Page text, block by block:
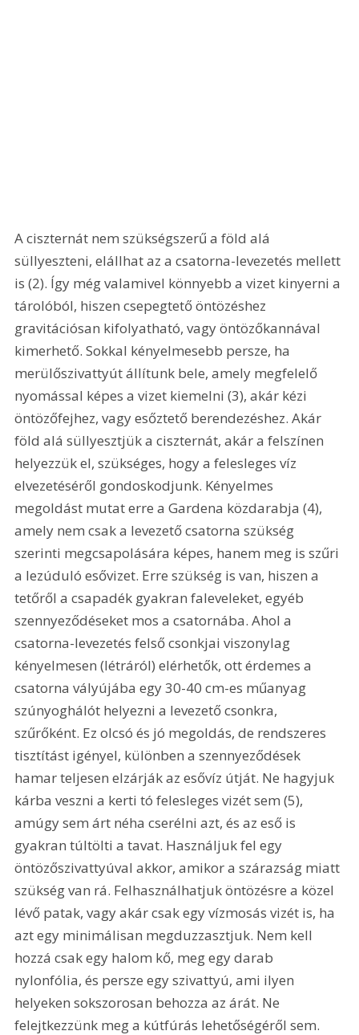
A ciszternát nem szükségszerű a föld alá
süllyeszteni, elállhat az a csatorna-levezetés mellett
is (2). Így még valamivel könnyebb a vizet kinyerni a
tárolóból, hiszen csepegtető öntözéshez
gravitációsan kifolyatható, vagy öntözőkannával
kimerhető. Sokkal kényelmesebb persze, ha
merülőszivattyút állítunk bele, amely megfelelő
nyomással képes a vizet kiemelni (3), akár kézi
öntözőfejhez, vagy esőztető berendezéshez. Akár
föld alá süllyesztjük a ciszternát, akár a felszínen
helyezzük el, szükséges, hogy a felesleges víz
elvezetéséről gondoskodjunk. Kényelmes
megoldást mutat erre a Gardena közdarabja (4),
amely nem csak a levezető csatorna szükség
szerinti megcsapolására képes, hanem meg is szűri
a lezúduló esővizet. Erre szükség is van, hiszen a
tetőről a csapadék gyakran faleveleket, egyéb
szennyeződéseket mos a csatornába. Ahol a
csatorna-levezetés felső csonkjai viszonylag
kényelmesen (létráról) elérhetők, ott érdemes a
csatorna vályújába egy 30-40 cm-es műanyag
szúnyoghálót helyezni a levezető csonkra,
szűrőként. Ez olcsó és jó megoldás, de rendszeres
tisztítást igényel, különben a szennyeződések
hamar teljesen elzárják az esővíz útját. Ne hagyjuk
kárba veszni a kerti tó felesleges vizét sem (5),
amúgy sem árt néha cserélni azt, és az eső is
gyakran túltölti a tavat. Használjuk fel egy
öntözőszivattyúval akkor, amikor a szárazság miatt
szükség van rá. Felhasználhatjuk öntözésre a közel
lévő patak, vagy akár csak egy vízmosás vizét is, ha
azt egy minimálisan megduzzasztjuk. Nem kell
hozzá csak egy halom kő, meg egy darab
nylonfólia, és persze egy szivattyú, ami ilyen
helyeken sokszorosan behozza az árát. Ne
felejtkezzünk meg a kútfúrás lehetőségéről sem.